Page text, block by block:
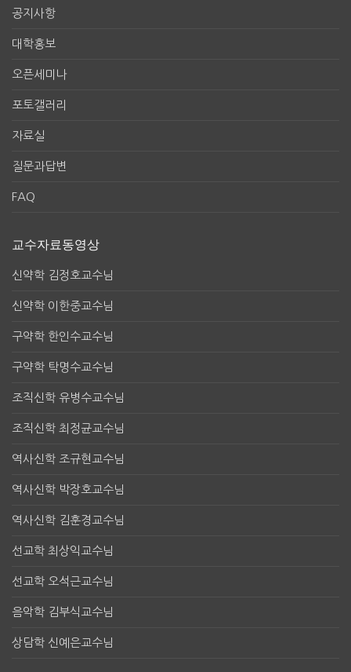
공지사항
대학홍보
오픈세미나
포토갤러리
자료실
질문과답변
FAQ
교수자료동영상
신약학 김정호교수님
신약학 이한중교수님
구약학 한인수교수님
구약학 탁명수교수님
조직신학 유병수교수님
조직신학 최정균교수님
역사신학 조규현교수님
역사신학 박장호교수님
역사신학 김훈경교수님
선교학 최상익교수님
선교학 오석근교수님
음악학 김부식교수님
상담학 신예은교수님